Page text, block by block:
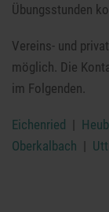
Übungsstunden
Vereins- und
möglich. Die
im Folgenden.
Eichenried |
Oberkalbach |